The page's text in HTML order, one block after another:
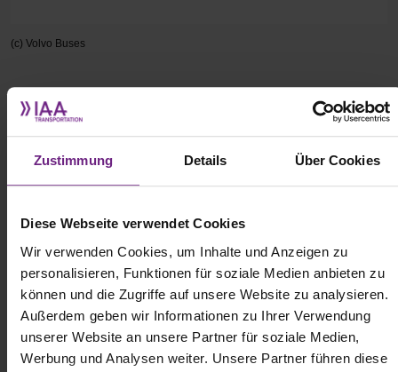
Zustimmung Details Über Cookies
Diese Webseite verwendet Cookies
Wir verwenden Cookies, um Inhalte und Anzeigen zu
personalisieren, Funktionen für soziale Medien anbieten zu
können und die Zugriffe auf unsere Website zu analysieren.
Außerdem geben wir Informationen zu Ihrer Verwendung
unserer Website an unsere Partner für soziale Medien,
Werbung und Analysen weiter. Unsere Partner führen diese
(c) Volvo Buses
Volvo Buses hat ein neues Elektro-Chassis für Reisebusse
vorgestellt, das auf der bestehenden BZR Electric Plattform
aufbaut und für Reichweiten von bis zu 700 Kilometern ausgelegt
sein soll. Der neue Busrahmen soll Batteriekapazitäten von bis zu
liegen. Als Antrieb sollen wiederum 200 kW oder 400 kW starke
Motoren zur Verfügung stehen.Die Ladeoptionen sind flexibel
gestaltet: über kabelgebundenes DC-Laden (bis 250 kW) oder
über OppCharge mit bis zu 450 kW. Wann genau erste Reisebusse
auf Basis der modifizierten BZR-Plattform auf die Straßen
kommen, ist allerdings noch nicht bekannt.